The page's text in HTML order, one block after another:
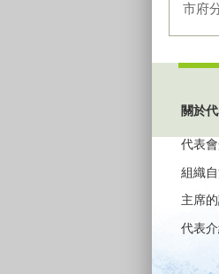
市府
關於
代表
組織
主席
代表